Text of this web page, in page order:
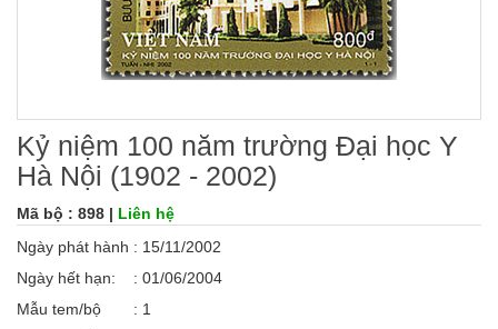
Kỷ niệm 100 năm trường Đại học Y
Hà Nội (1902 - 2002)
Mã bộ : 898 | Liên hệ
Ngày phát hành : 15/11/2002
Ngày hết hạn:
: 01/06/2004
Mẫu tem/bộ
: 1